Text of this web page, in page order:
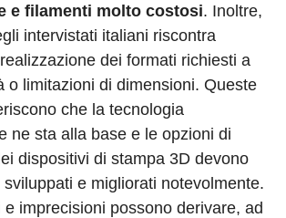
e filamenti molto costosi. Inoltre,
intervistati italiani riscontra
dei formati richiesti a
o limitazioni di dimensioni. Queste
che la tecnologia
ne sta alla base e le opzioni di
dispositivi di stampa 3D devono
e migliorati notevolmente.
e imprecisioni possono derivare, ad